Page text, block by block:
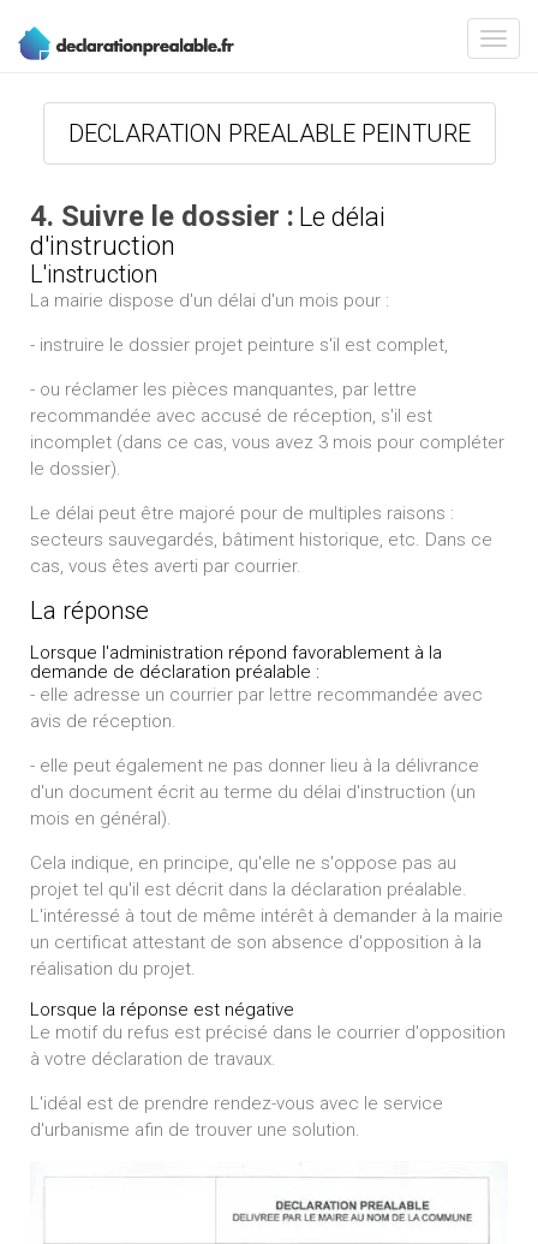
DECLARATION PREALABLE PEINTURE
4. Suivre le dossier : Le délai
d'instruction
L'instruction
La mairie dispose d'un délai d'un mois pour :
- instruire le dossier projet peinture s'il est complet,
- ou réclamer les pièces manquantes, par lettre
recommandée avec accusé de réception, s'il est
incomplet (dans ce cas, vous avez 3 mois pour compléter
le dossier).
Le délai peut être majoré pour de multiples raisons :
secteurs sauvegardés, bâtiment historique, etc. Dans ce
cas, vous êtes averti par courrier.
La réponse
Lorsque l'administration répond favorablement à la
demande de déclaration préalable :
- elle adresse un courrier par lettre recommandée avec
avis de réception.
- elle peut également ne pas donner lieu à la délivrance
d'un document écrit au terme du délai d'instruction (un
mois en général).
Cela indique, en principe, qu'elle ne s'oppose pas au
projet tel qu'il est décrit dans la déclaration préalable.
L'intéressé à tout de même intérêt à demander à la mairie
un certificat attestant de son absence d'opposition à la
réalisation du projet.
Lorsque la réponse est négative
Le motif du refus est précisé dans le courrier d'opposition
à votre déclaration de travaux.
L'idéal est de prendre rendez-vous avec le service
d'urbanisme afin de trouver une solution.